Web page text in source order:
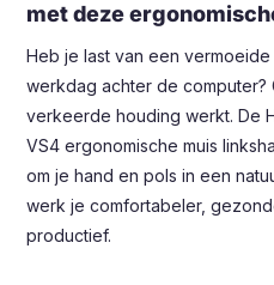
met deze
Heb je last van een
werkdag achter de computer?
verkeerde houding werkt. De
VS4 ergonomische muis
om je hand en pols in een
werk je comfortabeler,
productief.